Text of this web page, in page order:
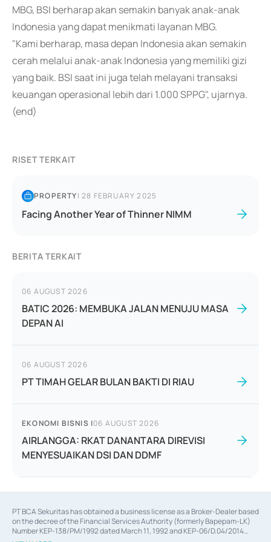
MBG, BSI berharap akan semakin banyak anak-anak
Indonesia yang dapat menikmati layanan MBG.
"Kami berharap, masa depan Indonesia akan semakin
cerah melalui anak-anak Indonesia yang memiliki gizi
yang baik. BSI saat ini juga telah melayani transaksi
keuangan operasional lebih dari 1.000 SPPG", ujarnya.
(end)
RISET TERKAIT
PROPERTY|28 FEBRUARY 2025
Facing Another Year of Thinner NIMM
BERITA TERKAIT
06 AUGUST 2026
BATIC 2026: MEMBUKA JALAN MENUJU MASA
DEPAN AI
06 AUGUST 2026
PT TIMAH GELAR BULAN BAKTI DI RIAU
EKONOMI BISNIS |06 AUGUST 2026
AIRLANGGA: RKAT DANANTARA DIREVISI
MENYESUAIKAN DSI DAN DDMF
PT BCA Sekuritas has obtained a business license as a Broker-Dealer based
on the decree of the Financial Services Authority (formerly Bapepam-LK)
Number KEP-138/PM/1992 dated March 11, 1992 and KEP-06/D.04/2014